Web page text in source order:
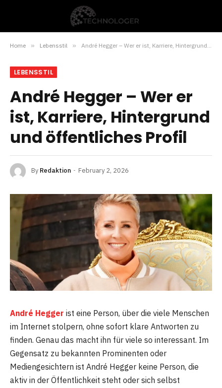
Home » Lebensstil » André Hegger – Wer er ist, Karriere, Hintergrund und öffentliches Profil
LEBENSSTIL
André Hegger – Wer er
ist, Karriere, Hintergrund
und öffentliches Profil
By Redaktion February 2, 2026
André Hegger ist eine Person, über die viele Menschen
im Internet stolpern, ohne sofort klare Antworten zu
finden. Genau das macht ihn für viele so interessant. Im
Gegensatz zu bekannten Prominenten oder
Mediengesichtern ist André Hegger keine Person, die
aktiv in der Öffentlichkeit steht oder sich selbst